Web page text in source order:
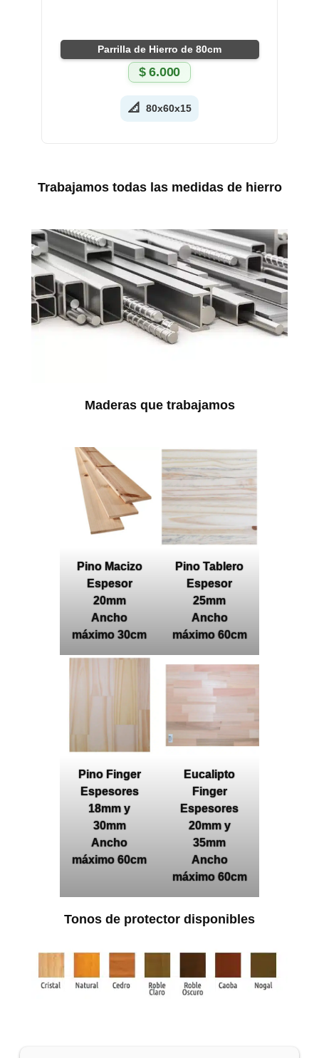
Parrilla de Hierro de 80cm
$6.000
📐 80x60x15
Trabajamos todas las medidas de hierro
Maderas que trabajamos
Pino Macizo
Espesor
20mm
Ancho
máximo 30cm
Pino Tablero
Espesor
25mm
Ancho
máximo 60cm
Pino Finger
Espesores
18mm y
30mm
Ancho
máximo 60cm
Eucalipto
Finger
Espesores
20mm y
35mm
Ancho
máximo 60cm
Tonos de protector disponibles